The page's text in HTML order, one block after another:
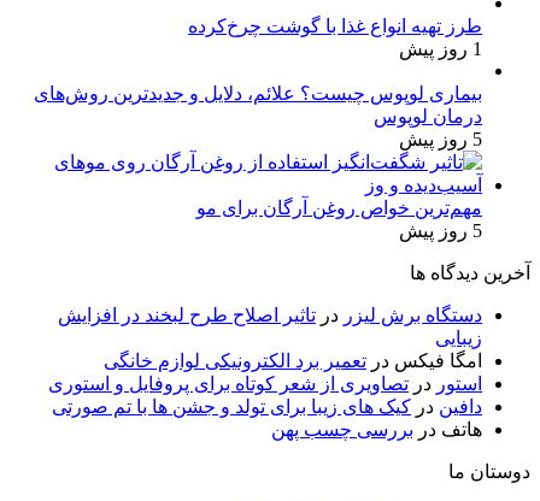
طرز تهیه انواع غذا با گوشت چرخ‌کرده
1 روز پیش
بیماری لوپوس چیست؟ علائم، دلایل و جدیدترین روش‌های
درمان لوپوس
5 روز پیش
مهم‌ترین خواص روغن آرگان برای مو
5 روز پیش
آخرین دیدگاه ها
دستگاه برش لیزر در تاثیر اصلاح طرح لبخند در افزایش
زیبایی
امگا فیکس در تعمیر برد الکترونیکی لوازم خانگی
استور در تصاویری از شعر کوتاه برای پروفایل و استوری
دافین در کیک های زیبا برای تولد و جشن ها با تم صورتی
هاتف در بررسی چسب پهن
دوستان ما